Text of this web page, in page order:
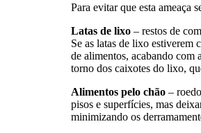
Para evitar que esta ameaça
Latas de lixo – restos de
Se as latas de lixo estiverem
de alimentos, acabando com
torno dos caixotes do lixo,
Alimentos pelo chão –
pisos e superfícies, mas
minimizando os